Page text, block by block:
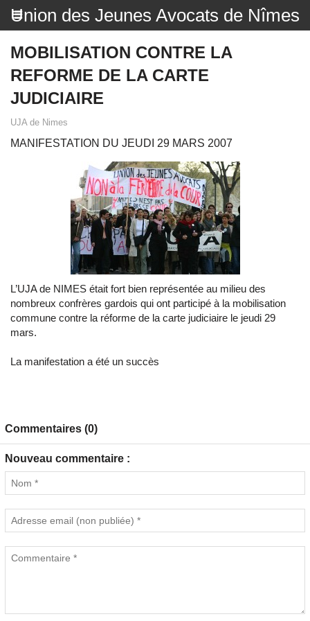
Union des Jeunes Avocats de Nîmes
MOBILISATION CONTRE LA
REFORME DE LA CARTE
JUDICIAIRE
UJA de Nimes
MANIFESTATION DU JEUDI 29 MARS 2007
L’UJA de NIMES était fort bien représentée au milieu des
nombreux confrères gardois qui ont participé à la mobilisation
commune contre la réforme de la carte judiciaire le jeudi 29
mars.
La manifestation a été un succès
Commentaires (0)
Nouveau commentaire :